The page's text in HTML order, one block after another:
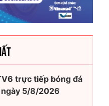
trực tiếp bóng đá
ngày 5/8/2026